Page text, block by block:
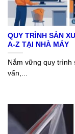
QUY TRÌNH SẢN
A-Z TẠI NHÀ MÁY
Nắm vững quy
vấn,...